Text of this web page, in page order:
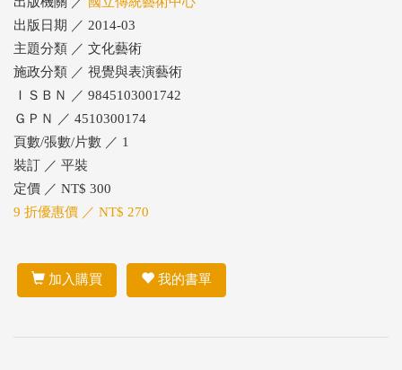
出版日期 ／ 2014-03
主題分類 ／ 文化藝術
施政分類 ／ 視覺與表演藝術
ＩＳＢＮ ／ 9845103001742
ＧＰＮ ／ 4510300174
頁數/張數/片數 ／ 1
裝訂 ／ 平裝
定價 ／ NT$ 300
9 折優惠價 ／ NT$ 270
加入購買 我的書單